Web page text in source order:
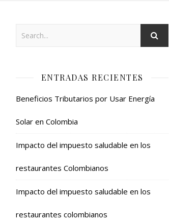
ENTRADAS RECIENTES
Beneficios Tributarios por Usar Energía
Solar en Colombia
Impacto del impuesto saludable en los
restaurantes Colombianos
Impacto del impuesto saludable en los
restaurantes colombianos